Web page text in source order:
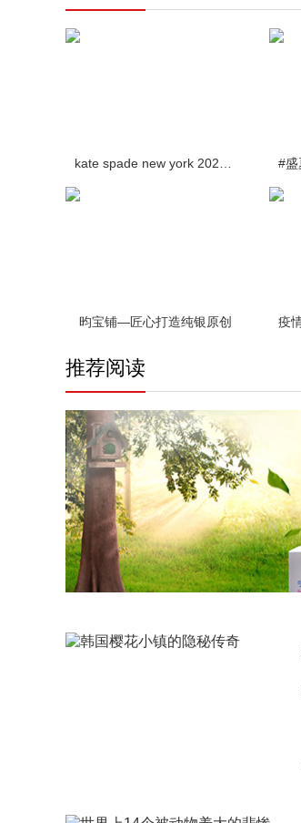
昀宝铺—匠心打造纯银原创
推荐阅读